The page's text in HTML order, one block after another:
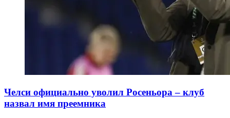
Челси официально уволил Росеньора – клуб
назвал имя преемника